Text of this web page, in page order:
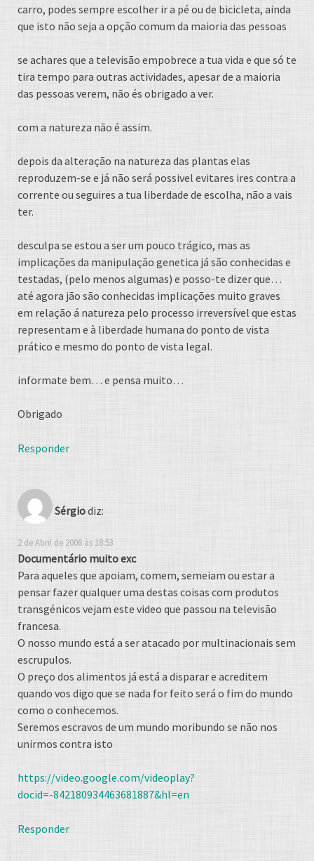
carro, podes sempre escolher ir a pé ou de bicicleta, ainda
que isto não seja a opção comum da maioria das pessoas
se achares que a televisão empobrece a tua vida e que só te
tira tempo para outras actividades, apesar de a maioria
das pessoas verem, não és obrigado a ver.
com a natureza não é assim.
depois da alteração na natureza das plantas elas
reproduzem-se e já não será possivel evitares ires contra a
corrente ou seguires a tua liberdade de escolha, não a vais
ter.
desculpa se estou a ser um pouco trágico, mas as
implicações da manipulação genetica já são conhecidas e
testadas, (pelo menos algumas) e posso-te dizer que…
até agora jão são conhecidas implicações muito graves
em relação á natureza pelo processo irreversível que estas
representam e à liberdade humana do ponto de vista
prático e mesmo do ponto de vista legal.
informate bem… e pensa muito…
Obrigado
Responder
Sérgiodiz:
2 de Abril de 2008 às 18:53
Documentário muito exc
Para aqueles que apoiam, comem, semeiam ou estar a
pensar fazer qualquer uma destas coisas com produtos
transgénicos vejam este video que passou na televisão
francesa.
O nosso mundo está a ser atacado por multinacionais sem
escrupulos.
O preço dos alimentos já está a disparar e acreditem
quando vos digo que se nada for feito será o fim do mundo
como o conhecemos.
Seremos escravos de um mundo moribundo se não nos
unirmos contra isto
https://video.google.com/videoplay?
docid=-842180934463681887&hl=en
Responder